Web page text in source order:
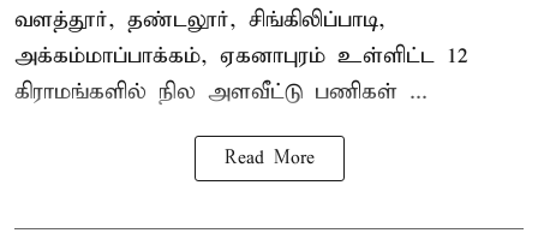
வளத்தூர், தண்டலூர், சிங்கிலிப்பாடி,
அக்கம்மாப்பாக்கம், ஏகனாபுரம் உள்ளிட்ட 12
கிராமங்களில் நில அளவீட்டு பணிகள் ...
Read More